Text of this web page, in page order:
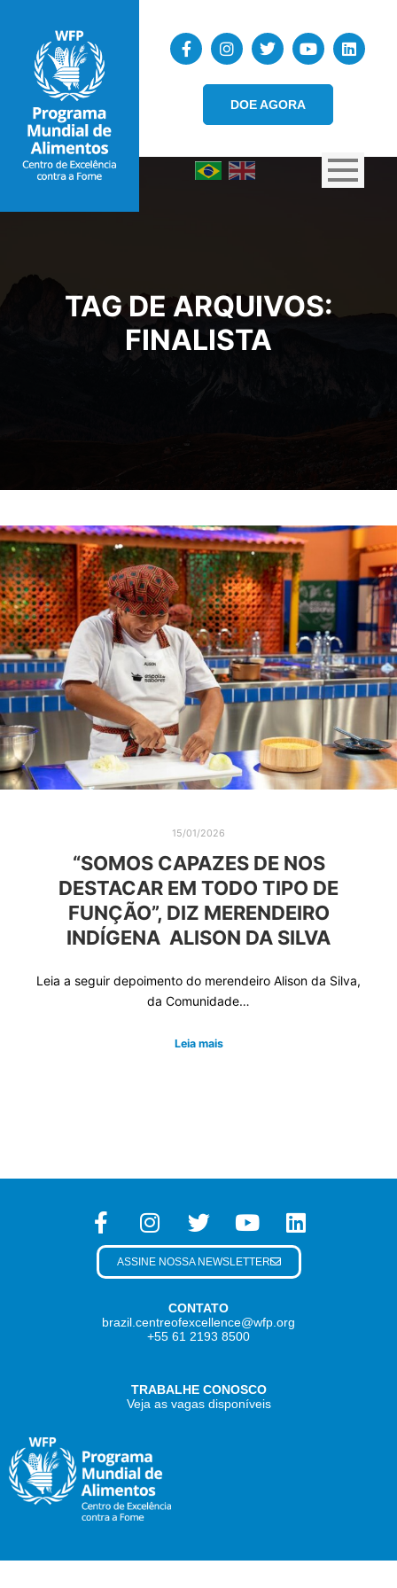
DOE AGORA
TAG DE ARQUIVOS:
FINALISTA
15/01/2026
“SOMOS CAPAZES DE NOS
DESTACAR EM TODO TIPO DE
FUNÇÃO”, DIZ MERENDEIRO
INDÍGENA ALISON DA SILVA
Leia a seguir depoimento do merendeiro Alison da Silva,
da Comunidade…
Leia mais
CONTATO
brazil.centreofexcellence@wfp.org
+55 61 2193 8500
TRABALHE CONOSCO
Veja as vagas disponíveis
ASSINE NOSSA NEWSLETTER